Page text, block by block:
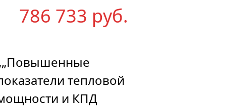
786 733 руб.
тепловой
и КПД